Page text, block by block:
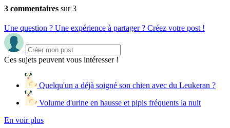
3 commentaires sur 3
Une question ? Une expérience à partager ? Créez votre post !
Ces sujets peuvent vous intéresser !
Quelqu'un a déjà soigné son chien avec du Leukeran ?
Volume d'urine en hausse et pipis fréquents la nuit
En voir plus